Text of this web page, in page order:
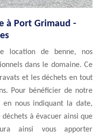
à Port Grimaud -
location de benne, nos
dans le domaine. Ce
et les déchets en tout
Pour bénéficier de notre
nous indiquant la date,
à évacuer ainsi que
ainsi vous apporter